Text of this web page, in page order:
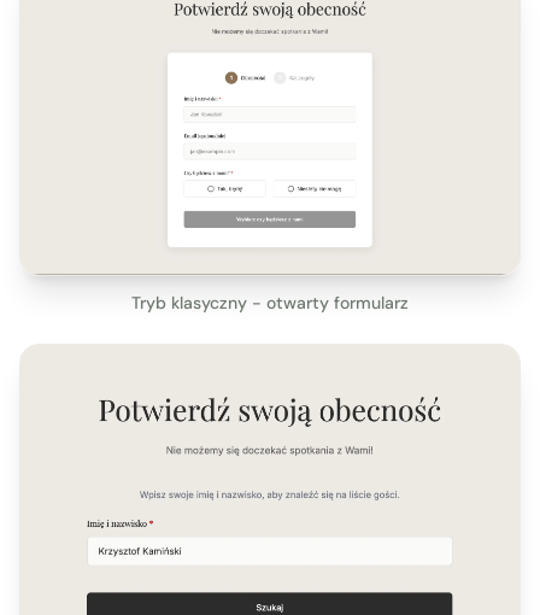
Tryb klasyczny - otwarty formularz